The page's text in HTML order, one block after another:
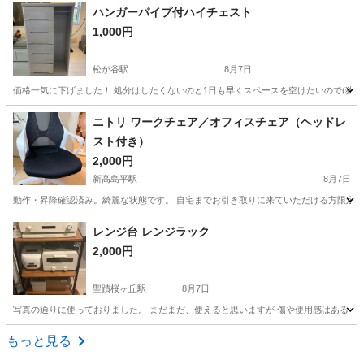
東京 新宿区 若松河田駅 椅子 ポエング
ハンガーパイプ付ハイチェスト
1,000円
松が谷駅 8月7日
価格一気に下げました！ 処分はしたくないのと1日も早くスペースを空けたいので(狭
東京 多摩市 松が谷駅 収納家具
ニトリ ワークチェア／オフィスチェア（ヘッドレ
スト付き）
2,000円
新高島平駅 8月7日
動作・昇降確認済み。綺麗な状態です。 自宅までお引き取りに来ていただける方限定
東京 板橋区 新高島平駅 椅子
レンジ台 レンジラック
2,000円
聖蹟桜ヶ丘駅 8月7日
写真の通りに使っておりました。 まだまだ、使えると思いますが 傷や使用感はあるも
東京 多摩市
もっと見る